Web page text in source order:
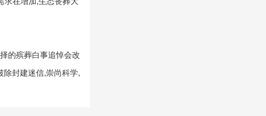
的殡葬白事追悼会改
除封建迷信,崇尚科学,